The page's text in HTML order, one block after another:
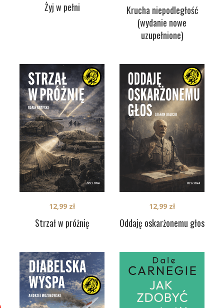
Żyj w pełni
Krucha niepodległość
(wydanie nowe
uzupełnione)
Strzał w próżnię
12,99 zł
Oddaję oskarżonemu głos
12,99 zł